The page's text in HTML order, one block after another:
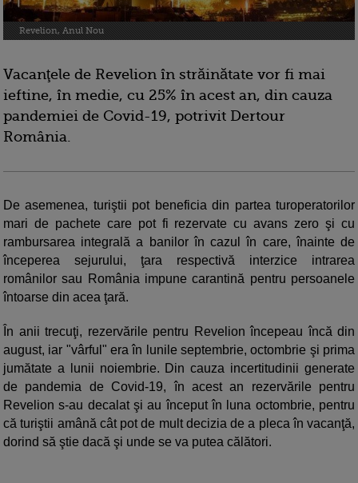
Revelion, Anul Nou
Vacanţele de Revelion în străinătate vor fi mai
ieftine, în medie, cu 25% în acest an, din cauza
pandemiei de Covid-19, potrivit Dertour
România.
De asemenea, turiştii pot beneficia din partea turoperatorilor
mari de pachete care pot fi rezervate cu avans zero şi cu
rambursarea integrală a banilor în cazul în care, înainte de
începerea sejurului, ţara respectivă interzice intrarea
românilor sau România impune carantină pentru persoanele
întoarse din acea ţară.
În anii trecuţi, rezervările pentru Revelion începeau încă din
august, iar "vârful" era în lunile septembrie, octombrie şi prima
jumătate a lunii noiembrie. Din cauza incertitudinii generate
de pandemia de Covid-19, în acest an rezervările pentru
Revelion s-au decalat şi au început în luna octombrie, pentru
că turiştii amână cât pot de mult decizia de a pleca în vacanţă,
dorind să ştie dacă şi unde se va putea călători.